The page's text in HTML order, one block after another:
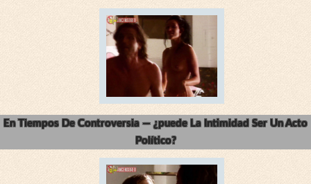
En Tiempos De Controversia — ¿puede La Intimidad Ser Un Acto
Político?